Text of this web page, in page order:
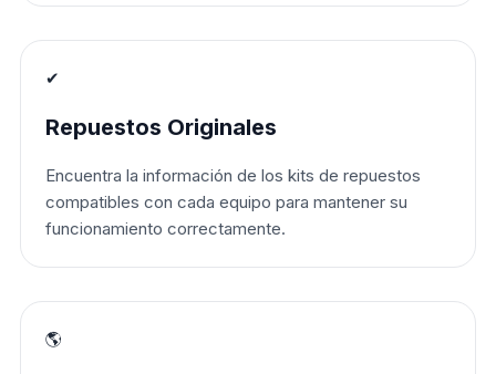
✔
Repuestos Originales
Encuentra la información de los kits de repuestos
compatibles con cada equipo para mantener su
funcionamiento correctamente.
🌎